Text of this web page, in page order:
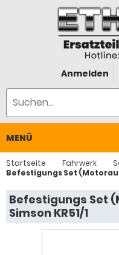
Anmelden
MENÜ
Startseite Fahrwerk
Befestigungs Set
Befestigungs Set
Simson KR51/1